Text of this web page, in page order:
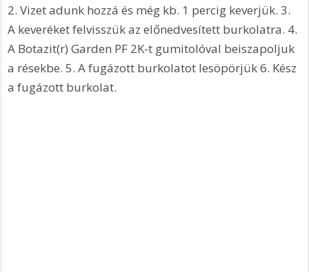
2. Vizet adunk hozzá és még kb. 1 percig keverjük. 3.
A keveréket felvisszük az előnedvesített burkolatra. 4.
A Botazit(r) Garden PF 2K-t gumitolóval beiszapoljuk
a résekbe. 5. A fugázott burkolatot lesöpörjük 6. Kész
a fugázott burkolat.